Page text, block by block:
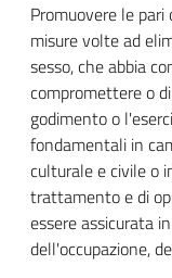
Promuovere le
misure volte ad
sesso, che abbia
compromettere o
godimento o
fondamentali in
culturale e civile o
trattamento e di
essere assicurata
dell'occupazione,